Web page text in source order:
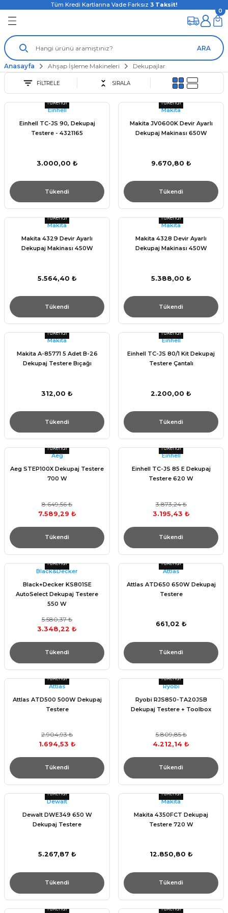
Tüm Kredi Kartlarına Vade Farksız 3 Taksit!
ARA
0
Anasayfa Ahşap İşleme Makineleri Dekupajlar
FİLTRELE SIRALA
Tükendi
Einhell
Einhell TC-JS 90, Dekupaj
Testere - 4321165
3.000,00 ₺
Tükendi
Tükendi
Makita
Makita JV0600K Devir Ayarlı
Dekupaj Makinası 650W
9.670,80 ₺
Tükendi
Tükendi
Makita
Makita 4329 Devir Ayarlı
Dekupaj Makinası 450W
5.564,40 ₺
Tükendi
Tükendi
Makita
Makita 4328 Devir Ayarlı
Dekupaj Makinası 450W
5.388,00 ₺
Tükendi
Tükendi
Makita
Makita A-85771 5 Adet B-26
Dekupaj Testere Bıçağı
312,00 ₺
Tükendi
Tükendi
Einhell
Einhell TC-JS 80/1 Kit Dekupaj
Testere Çantalı
2.200,00 ₺
Tükendi
Tükendi
Aeg
Aeg STEP100X Dekupaj Testere
700 W
8.649,56 ₺
7.589,29 ₺
Tükendi
Tükendi
Einhell
Einhell TC-JS 85 E Dekupaj
Testere 620 W
3.873,24 ₺
3.195,43 ₺
Tükendi
Tükendi
Black&Decker
Black+Decker KS801SE
AutoSelect Dekupaj Testere
550 W
5.580,37 ₺
3.348,22 ₺
Tükendi
Tükendi
Attlas
Attlas ATD650 650W Dekupaj
Testere
661,02 ₺
Tükendi
Tükendi
Attlas
Attlas ATD500 500W Dekupaj
Testere
2.904,93 ₺
1.694,53 ₺
Tükendi
Tükendi
Ryobi
Ryobi RJS850-TA20JSB
Dekupaj Testere + Toolbox
5.809,85 ₺
4.212,14 ₺
Tükendi
Tükendi
Dewalt
Dewalt DWE349 650 W
Dekupaj Testere
5.267,87 ₺
Tükendi
Tükendi
Makita
Makita 4350FCT Dekupaj
Testere 720 W
12.850,80 ₺
Tükendi
Tükendi Tükendi